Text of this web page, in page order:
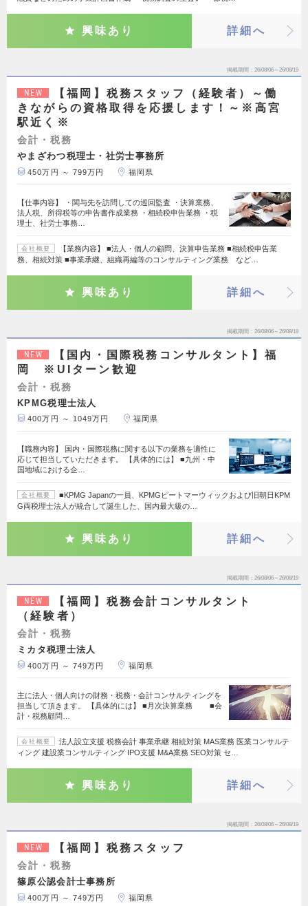
興味あり 詳細へ
掲載期間 26/08/06～26/08/19
NEW
【福岡】税務スタッフ（経験者）～働
きながらの資格取得を応援します！～※高宮
駅近く※
会計・税務
やまざわつ税理士・社労士事務所
450万円 ～ 799万円 福岡県
【仕事内容】 ・関与先を訪問しての巡回監査 ・決算業務、
法人税、所得税等の申告書作成業務 ・相続税申告業務 ・税
理士、社労士事務…
会社概要
【業務内容】 ■法人・個人の顧問、決算申告業務 ■相続税申告業
務、相続対策 ■事業承継、組織再編等のコンサルティング業務 など…
興味あり 詳細へ
掲載期間 26/08/06～26/08/19
NEW
【国内・国際税務コンサルタント】福
岡 ※UIターン歓迎
会計・税務
KPMG税理士法人
400万円 ～ 1049万円 福岡県
【職務内容】 国内・国際税務に関する以下の業務を適性に
応じて担当していただきます。 【具体的には】 ■九州・中
国地域における企…
会社概要
■KPMG Japanの一員、KPMGピートマーウィックおよび旧朝日KPM
G両税理士法人が統合して誕生した、国内最大級の…
興味あり 詳細へ
掲載期間 26/08/06～26/08/19
NEW
【福岡】税務会計コンサルタント
（経験者）
会計・税務
ミカタ税理士法人
400万円 ～ 749万円 福岡県
主に法人・個人向けの財務・税務・会計コンサルティングを
担当して頂きます。 【具体的には】 ■月次決算業務 ■会
計・税務顧問…
会社概要
法人設立支援 税務会計 事業承継 相続対策 MAS業務 医業コンサルテ
ィング 建設業コンサルティング IPO支援 M&A業務 SEO対策 セ…
興味あり 詳細へ
掲載期間 26/08/06～26/08/19
NEW 【福岡】税務スタッフ
会計・税務
篠原公認会計士事務所
400万円 ～ 749万円 福岡県